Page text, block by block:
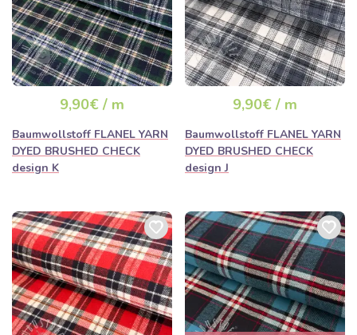
9,90€ / m
Baumwollstoff FLANEL YARN
DYED BRUSHED CHECK
design K
9,90€ / m
Baumwollstoff FLANEL YARN
DYED BRUSHED CHECK
design J